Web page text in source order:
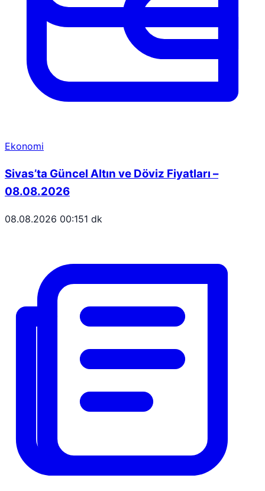
Ekonomi
Sivas’ta Güncel Altın ve Döviz Fiyatları –
08.08.2026
08.08.2026 00:151 dk